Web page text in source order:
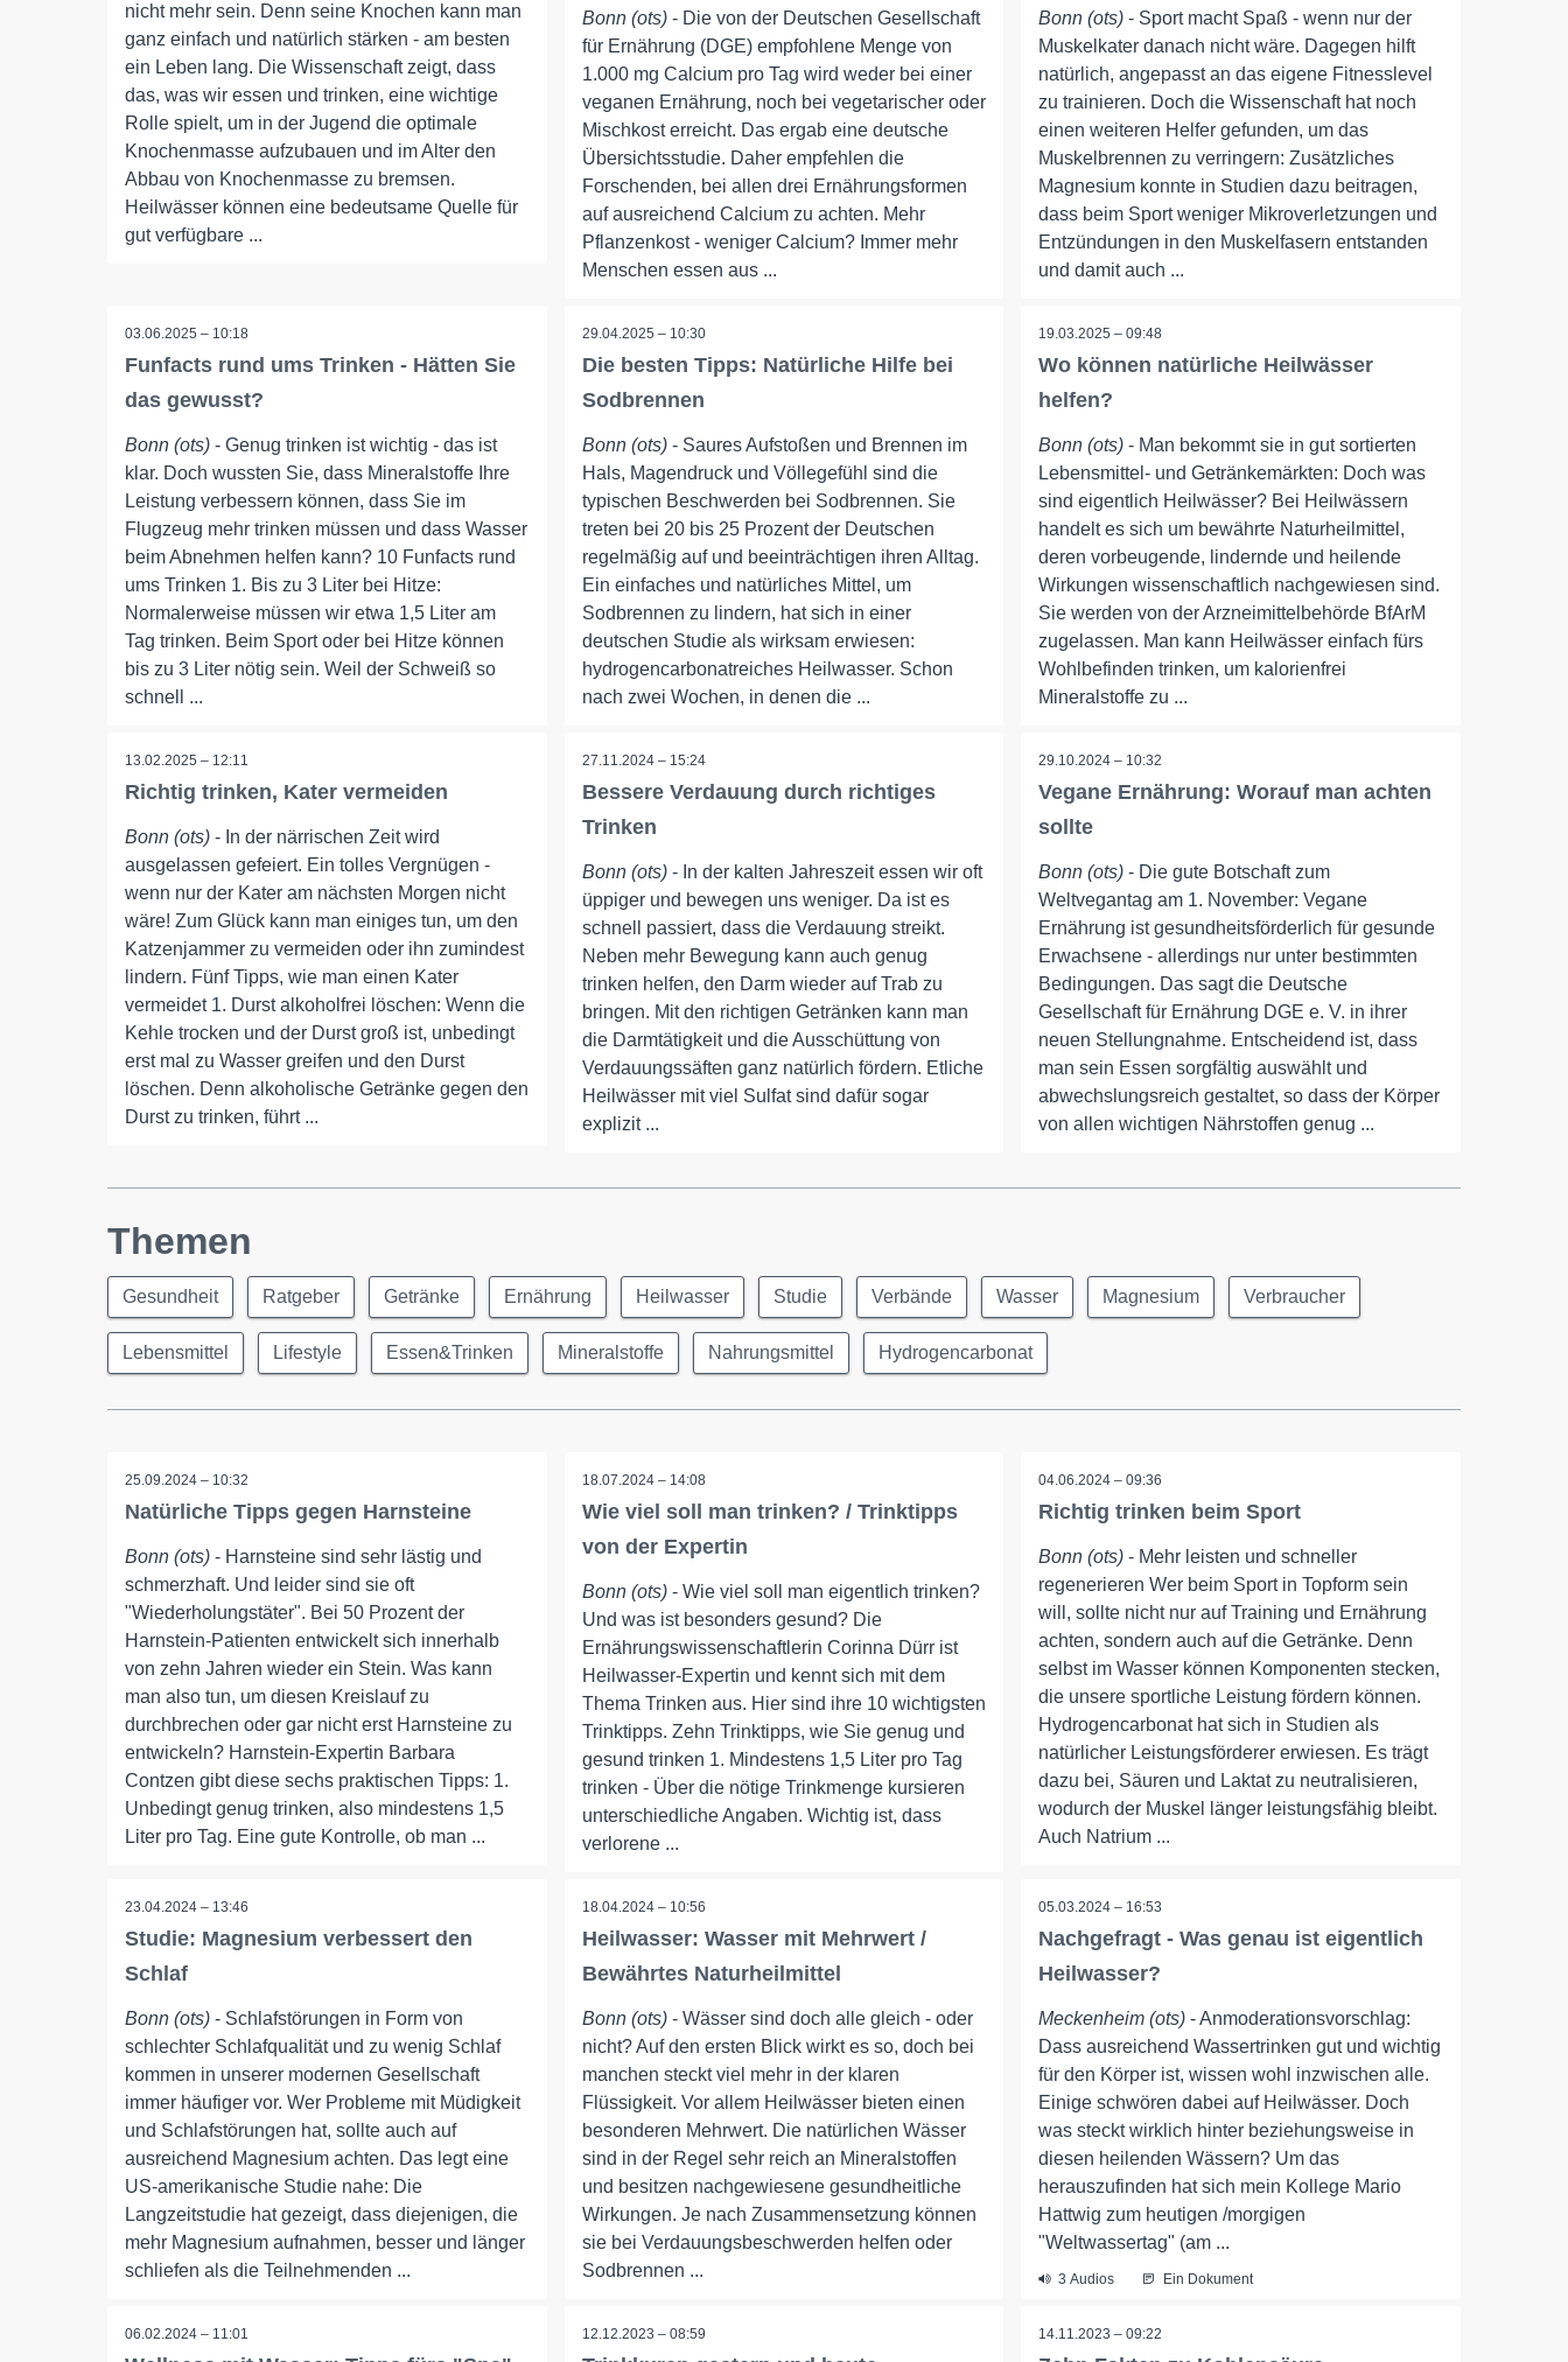
nicht mehr sein. Denn seine Knochen kann man
ganz einfach und natürlich stärken - am besten
ein Leben lang. Die Wissenschaft zeigt, dass
das, was wir essen und trinken, eine wichtige
Rolle spielt, um in der Jugend die optimale
Knochenmasse aufzubauen und im Alter den
Abbau von Knochenmasse zu bremsen.
Heilwässer können eine bedeutsame Quelle für
gut verfügbare ...
Bonn (ots)- Die von der Deutschen Gesellschaft
für Ernährung (DGE) empfohlene Menge von
1.000 mg Calcium pro Tag wird weder bei einer
veganen Ernährung, noch bei vegetarischer oder
Mischkost erreicht. Das ergab eine deutsche
Übersichtsstudie. Daher empfehlen die
Forschenden, bei allen drei Ernährungsformen
auf ausreichend Calcium zu achten. Mehr
Pflanzenkost - weniger Calcium? Immer mehr
Menschen essen aus ...
Bonn (ots) - Sport macht Spaß - wenn nur der
Muskelkater danach nicht wäre. Dagegen hilft
natürlich, angepasst an das eigene Fitnesslevel
zu trainieren. Doch die Wissenschaft hat noch
einen weiteren Helfer gefunden, um das
Muskelbrennen zu verringern: Zusätzliches
Magnesium konnte in Studien dazu beitragen,
dass beim Sport weniger Mikroverletzungen und
Entzündungen in den Muskelfasern entstanden
und damit auch ...
03.06.2025 – 10:18
Funfacts rund ums Trinken - Hätten Sie
das gewusst?
Bonn (ots) - Genug trinken ist wichtig - das ist
klar. Doch wussten Sie, dass Mineralstoffe Ihre
Leistung verbessern können, dass Sie im
Flugzeug mehr trinken müssen und dass Wasser
beim Abnehmen helfen kann? 10 Funfacts rund
ums Trinken 1. Bis zu 3 Liter bei Hitze:
Normalerweise müssen wir etwa 1,5 Liter am
Tag trinken. Beim Sport oder bei Hitze können
bis zu 3 Liter nötig sein. Weil der Schweiß so
schnell ...
29.04.2025 – 10:30
Die besten Tipps: Natürliche Hilfe bei
Sodbrennen
Bonn (ots)- Saures Aufstoßen und Brennen im
Hals, Magendruck und Völlegefühl sind die
typischen Beschwerden bei Sodbrennen. Sie
treten bei 20 bis 25 Prozent der Deutschen
regelmäßig auf und beeinträchtigen ihren Alltag.
Ein einfaches und natürliches Mittel, um
Sodbrennen zu lindern, hat sich in einer
deutschen Studie als wirksam erwiesen:
hydrogencarbonatreiches Heilwasser. Schon
nach zwei Wochen, in denen die ...
19.03.2025 – 09:48
Wo können natürliche Heilwässer
helfen?
Bonn (ots) - Man bekommt sie in gut sortierten
Lebensmittel- und Getränkemärkten: Doch was
sind eigentlich Heilwässer? Bei Heilwässern
handelt es sich um bewährte Naturheilmittel,
deren vorbeugende, lindernde und heilende
Wirkungen wissenschaftlich nachgewiesen sind.
Sie werden von der Arzneimittelbehörde BfArM
zugelassen. Man kann Heilwässer einfach fürs
Wohlbefinden trinken, um kalorienfrei
Mineralstoffe zu ...
13.02.2025 – 12:11
Richtig trinken, Kater vermeiden
Bonn (ots) - In der närrischen Zeit wird
ausgelassen gefeiert. Ein tolles Vergnügen -
wenn nur der Kater am nächsten Morgen nicht
wäre! Zum Glück kann man einiges tun, um den
Katzenjammer zu vermeiden oder ihn zumindest
lindern. Fünf Tipps, wie man einen Kater
vermeidet 1. Durst alkoholfrei löschen: Wenn die
Kehle trocken und der Durst groß ist, unbedingt
erst mal zu Wasser greifen und den Durst
löschen. Denn alkoholische Getränke gegen den
Durst zu trinken, führt ...
27.11.2024 – 15:24
Bessere Verdauung durch richtiges
Trinken
Bonn (ots)- In der kalten Jahreszeit essen wir oft
üppiger und bewegen uns weniger. Da ist es
schnell passiert, dass die Verdauung streikt.
Neben mehr Bewegung kann auch genug
trinken helfen, den Darm wieder auf Trab zu
bringen. Mit den richtigen Getränken kann man
die Darmtätigkeit und die Ausschüttung von
Verdauungssäften ganz natürlich fördern. Etliche
Heilwässer mit viel Sulfat sind dafür sogar
explizit ...
29.10.2024 – 10:32
Vegane Ernährung: Worauf man achten
sollte
Bonn (ots) - Die gute Botschaft zum
Weltvegantag am 1. November: Vegane
Ernährung ist gesundheitsförderlich für gesunde
Erwachsene - allerdings nur unter bestimmten
Bedingungen. Das sagt die Deutsche
Gesellschaft für Ernährung DGE e. V. in ihrer
neuen Stellungnahme. Entscheidend ist, dass
man sein Essen sorgfältig auswählt und
abwechslungsreich gestaltet, so dass der Körper
von allen wichtigen Nährstoffen genug ...
Themen
Gesundheit Ratgeber Getränke Ernährung Heilwasser Studie Verbände Wasser Magnesium Verbraucher
Lebensmittel Lifestyle Essen&Trinken Mineralstoffe Nahrungsmittel Hydrogencarbonat
25.09.2024 – 10:32
Natürliche Tipps gegen Harnsteine
Bonn (ots) - Harnsteine sind sehr lästig und
schmerzhaft. Und leider sind sie oft
"Wiederholungstäter". Bei 50 Prozent der
Harnstein-Patienten entwickelt sich innerhalb
von zehn Jahren wieder ein Stein. Was kann
man also tun, um diesen Kreislauf zu
durchbrechen oder gar nicht erst Harnsteine zu
entwickeln? Harnstein-Expertin Barbara
Contzen gibt diese sechs praktischen Tipps: 1.
Unbedingt genug trinken, also mindestens 1,5
Liter pro Tag. Eine gute Kontrolle, ob man ...
18.07.2024 – 14:08
Wie viel soll man trinken? / Trinktipps
von der Expertin
Bonn (ots)- Wie viel soll man eigentlich trinken?
Und was ist besonders gesund? Die
Ernährungswissenschaftlerin Corinna Dürr ist
Heilwasser-Expertin und kennt sich mit dem
Thema Trinken aus. Hier sind ihre 10 wichtigsten
Trinktipps. Zehn Trinktipps, wie Sie genug und
gesund trinken 1. Mindestens 1,5 Liter pro Tag
trinken - Über die nötige Trinkmenge kursieren
unterschiedliche Angaben. Wichtig ist, dass
verlorene ...
04.06.2024 – 09:36
Richtig trinken beim Sport
Bonn (ots) - Mehr leisten und schneller
regenerieren Wer beim Sport in Topform sein
will, sollte nicht nur auf Training und Ernährung
achten, sondern auch auf die Getränke. Denn
selbst im Wasser können Komponenten stecken,
die unsere sportliche Leistung fördern können.
Hydrogencarbonat hat sich in Studien als
natürlicher Leistungsförderer erwiesen. Es trägt
dazu bei, Säuren und Laktat zu neutralisieren,
wodurch der Muskel länger leistungsfähig bleibt.
Auch Natrium ...
23.04.2024 – 13:46
Studie: Magnesium verbessert den
Schlaf
Bonn (ots) - Schlafstörungen in Form von
schlechter Schlafqualität und zu wenig Schlaf
kommen in unserer modernen Gesellschaft
immer häufiger vor. Wer Probleme mit Müdigkeit
und Schlafstörungen hat, sollte auch auf
ausreichend Magnesium achten. Das legt eine
US-amerikanische Studie nahe: Die
Langzeitstudie hat gezeigt, dass diejenigen, die
mehr Magnesium aufnahmen, besser und länger
schliefen als die Teilnehmenden ...
18.04.2024 – 10:56
Heilwasser: Wasser mit Mehrwert /
Bewährtes Naturheilmittel
Bonn (ots)- Wässer sind doch alle gleich - oder
nicht? Auf den ersten Blick wirkt es so, doch bei
manchen steckt viel mehr in der klaren
Flüssigkeit. Vor allem Heilwässer bieten einen
besonderen Mehrwert. Die natürlichen Wässer
sind in der Regel sehr reich an Mineralstoffen
und besitzen nachgewiesene gesundheitliche
Wirkungen. Je nach Zusammensetzung können
sie bei Verdauungsbeschwerden helfen oder
Sodbrennen ...
05.03.2024 – 16:53
Nachgefragt - Was genau ist eigentlich
Heilwasser?
Meckenheim (ots) - Anmoderationsvorschlag:
Dass ausreichend Wassertrinken gut und wichtig
für den Körper ist, wissen wohl inzwischen alle.
Einige schwören dabei auf Heilwässer. Doch
was steckt wirklich hinter beziehungsweise in
diesen heilenden Wässern? Um das
herauszufinden hat sich mein Kollege Mario
Hattwig zum heutigen /morgigen
"Weltwassertag" (am ...
3 Audios Ein Dokument
06.02.2024 – 11:01 12.12.2023 – 08:59 14.11.2023 – 09:22